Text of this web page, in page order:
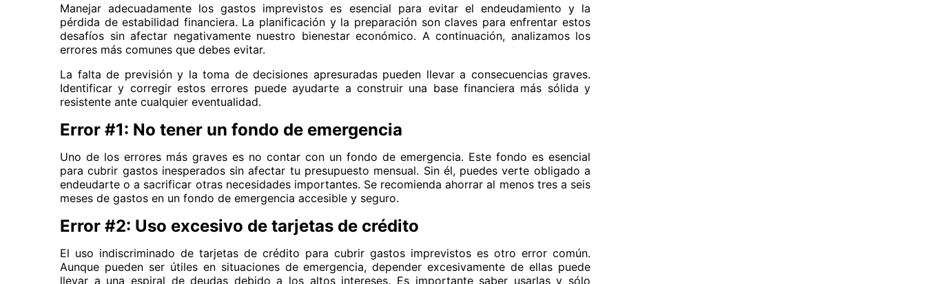
Manejar adecuadamente los gastos imprevistos es esencial para evitar el endeudamiento y la
pérdida de estabilidad financiera. La planificación y la preparación son claves para enfrentar estos
desafíos sin afectar negativamente nuestro bienestar económico. A continuación, analizamos los
errores más comunes que debes evitar.
La falta de previsión y la toma de decisiones apresuradas pueden llevar a consecuencias graves.
Identificar y corregir estos errores puede ayudarte a construir una base financiera más sólida y
resistente ante cualquier eventualidad.
Error #1: No tener un fondo de emergencia
Uno de los errores más graves es no contar con un fondo de emergencia. Este fondo es esencial
para cubrir gastos inesperados sin afectar tu presupuesto mensual. Sin él, puedes verte obligado a
endeudarte o a sacrificar otras necesidades importantes. Se recomienda ahorrar al menos tres a seis
meses de gastos en un fondo de emergencia accesible y seguro.
Error #2: Uso excesivo de tarjetas de crédito
El uso indiscriminado de tarjetas de crédito para cubrir gastos imprevistos es otro error común.
Aunque pueden ser útiles en situaciones de emergencia, depender excesivamente de ellas puede
llevar a una espiral de deudas debido a los altos intereses. Es importante saber usarlas y sólo